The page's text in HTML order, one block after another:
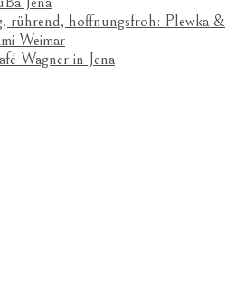
rührend, hoffnungsfroh: Plewka &
Weimar
Wagner in Jena